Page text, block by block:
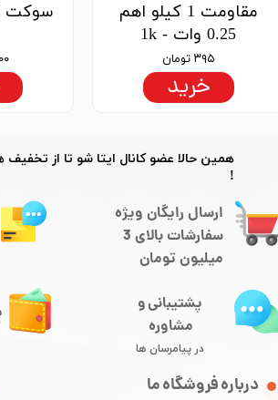
مقاومت 1 کیلو اهم
0.25 وات - 1k
۳۹۵ تومان
خرید
سوکت
ارسال رایگان ویژه
سفارشات بالای 3
میلیون تومان
درباره فروشگاه ما
پشتیبانی و
مشاوره
در پیامرسان ها
​​همین حالا عضو کانال ایتا شو تا از تخفیف
!